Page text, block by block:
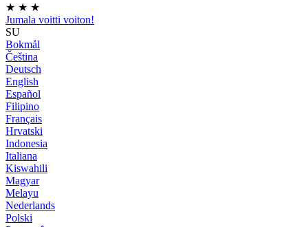
★ ★ ★
Jumala voitti voiton!
SU
Bokmål
Čeština
Deutsch
English
Español
Filipino
Français
Hrvatski
Indonesia
Italiana
Kiswahili
Magyar
Melayu
Nederlands
Polski